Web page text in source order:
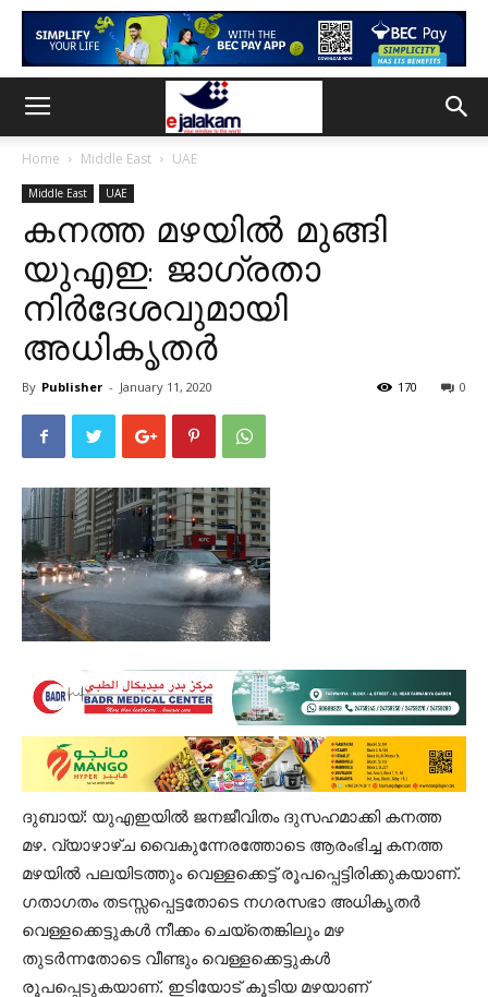
Home Middle East UAE
Middle East UAE
കനത്ത മഴയിൽ മുങ്ങി
യുഎഇ: ജാഗ്രതാ
നിർദേശവുമായി
അധികൃതർ
By Publisher - January 11, 2020 0
170
ദുബായ്: യുഎഇയിൽ ജനജീവിതം ദുസഹമാക്കി കനത്ത
മഴ. വ്യാഴാഴ്ച വൈകുന്നേരത്തോടെ ആരംഭിച്ച കനത്ത
മഴയിൽ പലയിടത്തും വെള്ളക്കെട്ട് രൂപപ്പെട്ടിരിക്കുകയാണ്.
ഗതാഗതം തടസ്സപ്പെട്ടതോടെ നഗരസഭാ അധികൃതർ
വെള്ളക്കെട്ടുകൾ നീക്കം ചെയ്തെങ്കിലും മഴ
തുടർന്നതോടെ വീണ്ടും വെള്ളക്കെട്ടുകൾ
രൂപപ്പെടുകയാണ്. ഇടിയോട് കൂടിയ മഴയാണ്